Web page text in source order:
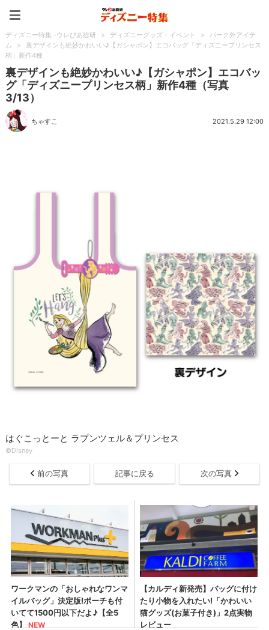
ディズニー特集 -ウレぴあ総研 > ディズニーグッズ・イベント >
パーク外アイテ
ム
>
裏デザインも絶妙かわいい♪【ガシャポン】エコバッグ「ディズニープリンセス
柄」新作4種
裏デザインも絶妙かわいい♪【ガシャポン】エコバッ
グ「ディズニープリンセス柄」新作4種（写真
3/13）
ちゃすこ 2021.5.29 12:00
はぐこっとーと ラプンツェル＆プリンセス
©Disney
前の写真 記事に戻る 次の写真